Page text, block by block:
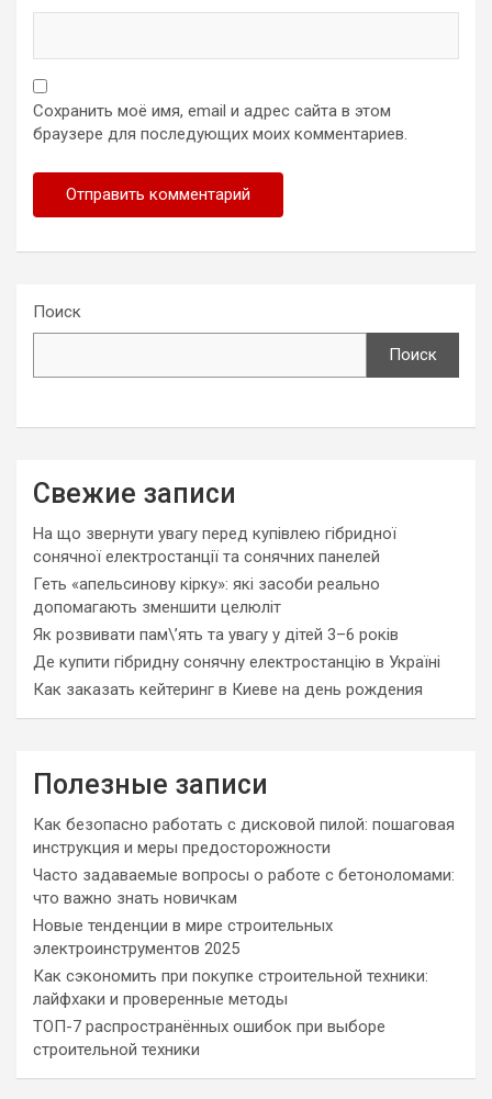
Сохранить моё имя, email и адрес сайта в этом
браузере для последующих моих комментариев.
Поиск
Поиск
Свежие записи
На що звернути увагу перед купівлею гібридної
сонячної електростанції та сонячних панелей
Геть «апельсинову кірку»: які засоби реально
допомагають зменшити целюліт
Як розвивати пам\’ять та увагу у дітей 3–6 років
Де купити гібридну сонячну електростанцію в Україні
Как заказать кейтеринг в Киеве на день рождения
Полезные записи
Как безопасно работать с дисковой пилой: пошаговая
инструкция и меры предосторожности
Часто задаваемые вопросы о работе с бетоноломами:
что важно знать новичкам
Новые тенденции в мире строительных
электроинструментов 2025
Как сэкономить при покупке строительной техники:
лайфхаки и проверенные методы
ТОП-7 распространённых ошибок при выборе
строительной техники